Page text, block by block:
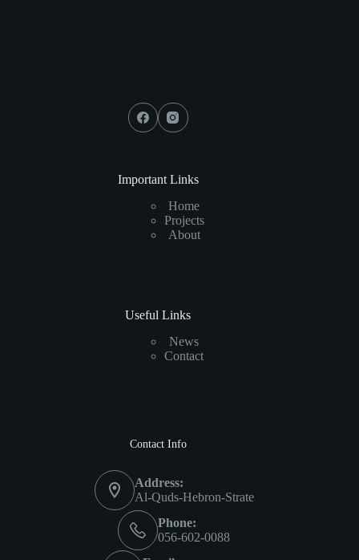
Important Links
Home
Projects
About
Useful Links
News
Contact
Contact Info
Address:
Al-Quds-Hebron-Strate
Phone:
056-602-0088